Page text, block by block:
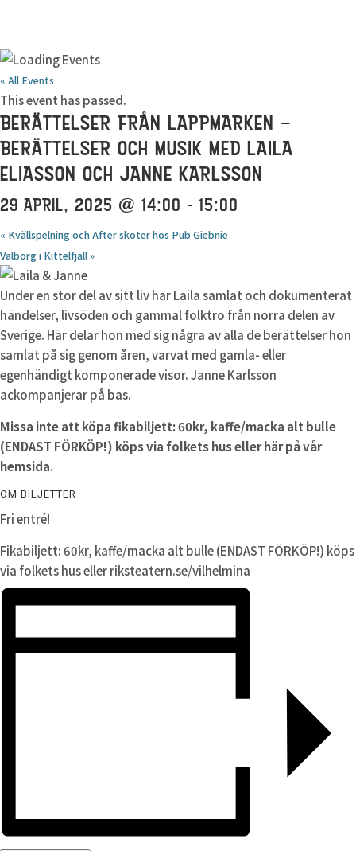
« All Events
This event has passed.
BERÄTTELSER FRÅN LAPPMARKEN –
BERÄTTELSER OCH MUSIK MED LAILA
ELIASSON OCH JANNE KARLSSON
29 APRIL, 2025 @ 14:00 - 15:00
« Kvällspelning och After skoter hos Pub Giebnie
Valborg i Kittelfjäll»
Under en stor del av sitt liv har Laila samlat och dokumenterat
händelser, livsöden och gammal folktro från norra delen av
Sverige. Här delar hon med sig några av alla de berättelser hon
samlat på sig genom åren, varvat med gamla- eller
egenhändigt komponerade visor. Janne Karlsson
ackompanjerar på bas.
Missa inte att köpa fikabiljett: 60kr, kaffe/macka alt bulle
(ENDAST FÖRKÖP!) köps via folkets hus eller här på vår
hemsida.
OM BILJETTER
Fri entré!
Fikabiljett: 60kr, kaffe/macka alt bulle (ENDAST FÖRKÖP!) köps
via folkets hus eller riksteatern.se/vilhelmina